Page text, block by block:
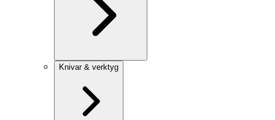
Knivar & verktyg